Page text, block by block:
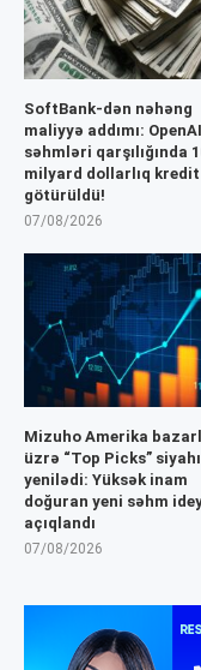
SoftBank-dən nəhəng
maliyyə addımı: OpenAI
səhmləri qarşılığında
milyard dollarlıq kredit
götürüldü!
07/08/2026
Mizuho Amerika
üzrə “Top Picks”
yenilədi: Yüksək inam
doğuran yeni səhm
açıqlandı
07/08/2026